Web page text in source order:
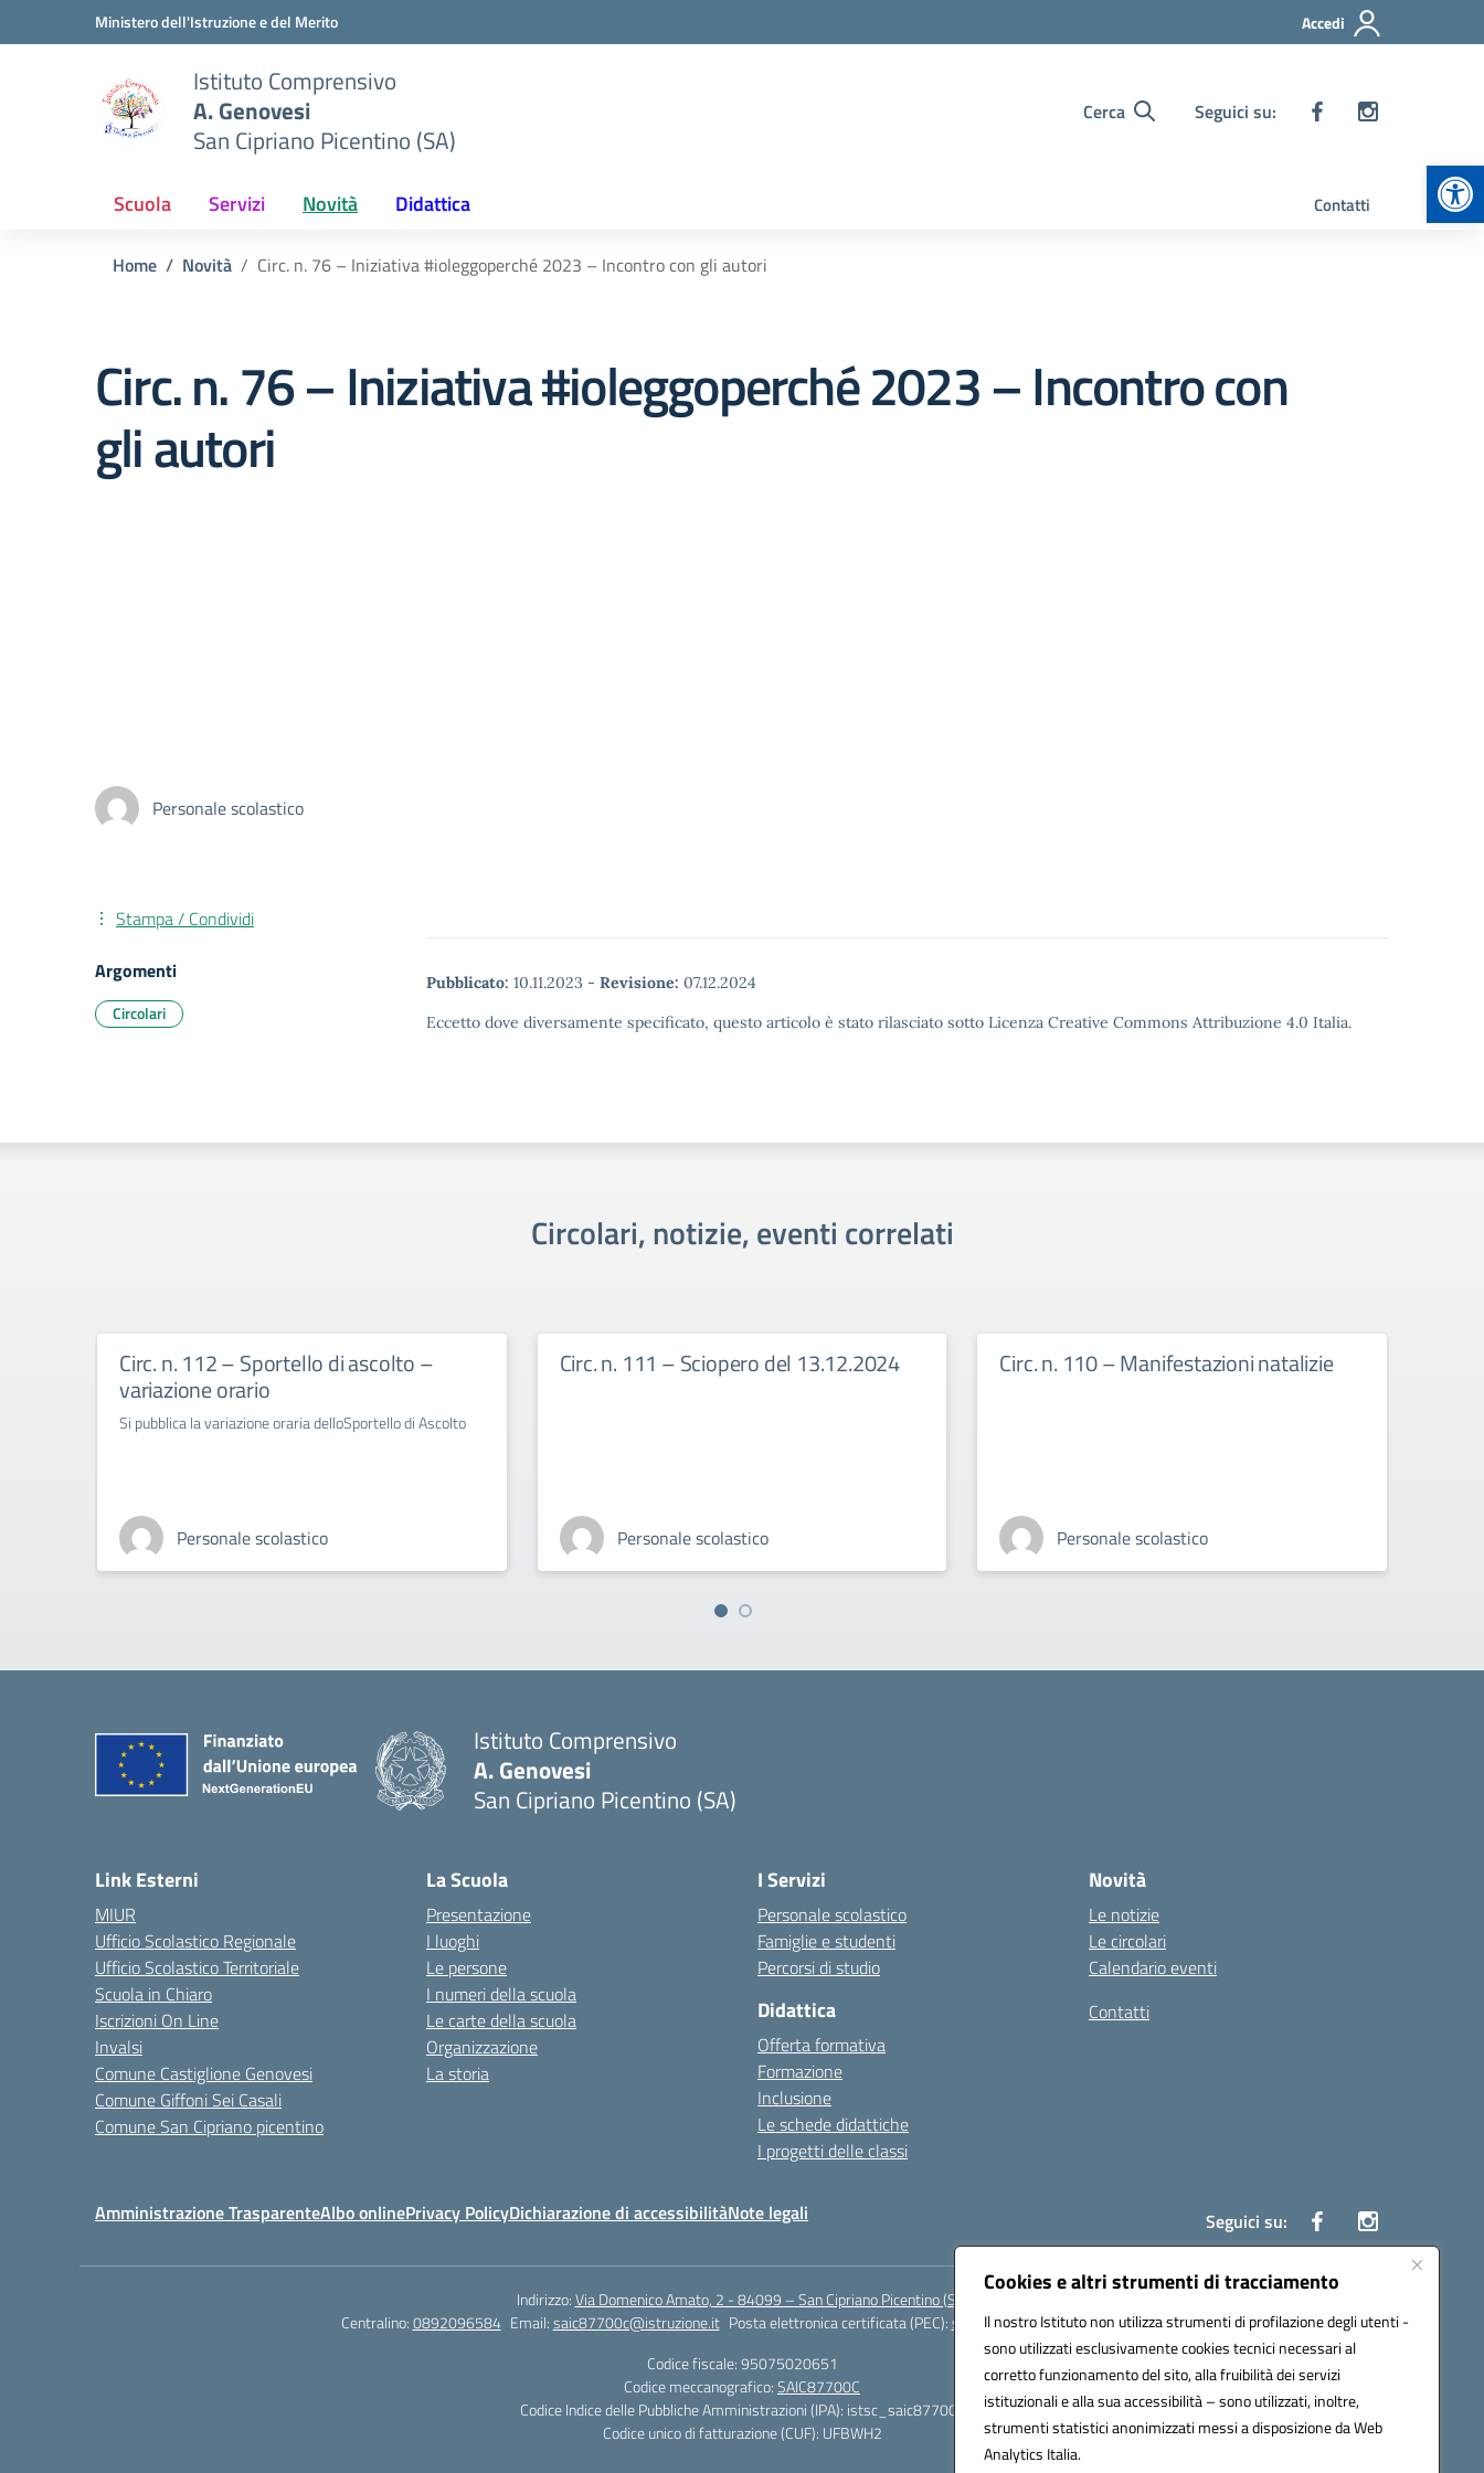
Cookies e altri strumenti di tracciamento
Il nostro Istituto non utilizza strumenti di profilazione degli utenti -
sono utilizzati esclusivamente cookies tecnici necessari al
corretto funzionamento del sito, alla fruibilità dei servizi
istituzionali e alla sua accessibilità – sono utilizzati, inoltre,
strumenti statistici anonimizzati messi a disposizione da Web
Analytics Italia.
Vai ai contenuti
Vai al menu di navigazioneMinistero dell'Istruzione e del Merito Accedi
Istituto Comprensivo
A. Genovesi
San Cipriano Picentino (SA)
Cerca Seguici su:
Scuola Servizi Novità Didattica Contatti
Home Novità Circ. n. 76 – Iniziativa #ioleggoperché 2023 – Incontro con gli autori
Circ. n. 76 – Iniziativa #ioleggoperché 2023 – Incontro con
gli autori
Personale scolastico
Pubblicato: 10.11.2023 - Revisione: 07.12.2024
Eccetto dove diversamente specificato, questo articolo è stato rilasciato sotto Licenza Creative Commons Attribuzione 4.0 Italia.
Stampa / Condividi
Argomenti
Circolari
Circolari, notizie, eventi correlati
Circ. n. 112 – Sportello di ascolto –
variazione orario
Si pubblica la variazione oraria delloSportello di Ascolto
Personale scolastico
Circ. n. 111 – Sciopero del 13.12.2024
Personale scolastico
Circ. n. 110 – Manifestazioni natalizie
Personale scolastico
Istituto Comprensivo
A. Genovesi
San Cipriano Picentino (SA)
Link Esterni
MIUR
Ufficio Scolastico Regionale
Ufficio Scolastico Territoriale
Scuola in Chiaro
Iscrizioni On Line
Invalsi
Comune Castiglione Genovesi
Comune Giffoni Sei Casali
Comune San Cipriano picentino
La Scuola
Presentazione
I luoghi
Le persone
I numeri della scuola
Le carte della scuola
Organizzazione
La storia
I Servizi
Personale scolastico
Famiglie e studenti
Percorsi di studio
Didattica
Offerta formativa
Formazione
Inclusione
Le schede didattiche
I progetti delle classi
Novità
Le notizie
Le circolari
Calendario eventi
Contatti
Amministrazione TrasparenteAlbo onlinePrivacy PolicyDichiarazione di accessibilitàNote legali Seguici su:
Indirizzo:Via Domenico Amato, 2 - 84099 – San Cipriano Picentino (Sa)
Centralino:0892096584 Email:saic87700c@istruzione.it Posta elettronica certificata (PEC):saic87700c@pec.istruzione.it
Codice fiscale: 95075020651
Codice meccanografico:SAIC87700C
Codice Indice delle Pubbliche Amministrazioni (IPA): istsc_saic87700c
Codice unico di fatturazione (CUF): UFBWH2